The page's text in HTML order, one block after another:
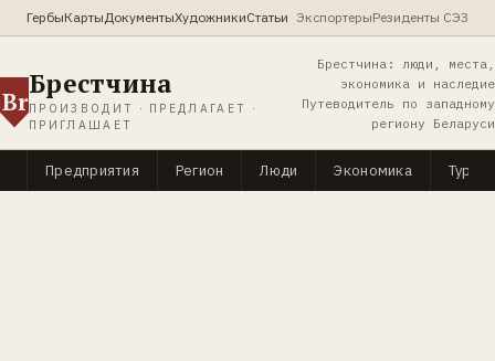
ГербыКартыДокументыХудожникиСтатьи ЭкспортерыРезиденты СЭЗ
Br
Брестчина
ПРОИЗВОДИТ · ПРЕДЛАГАЕТ ·
ПРИГЛАШАЕТ
Брестчина: люди, места,
экономика и наследие
Путеводитель по западному
региону Беларуси
Предприятия Регион Люди Экономика